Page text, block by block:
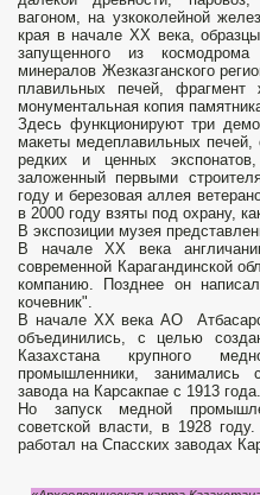
вагоном, на узкоколейной
края в начале ХХ века,
запущенного из
минералов Жезказганского
плавильных печей, фрагмент
монументальная копия
Здесь функционируют три
макеты медеплавильных
редких и ценных
заложенный первыми
году и березовая аллея
в 2000 году взяты под охрану,
В экспозиции музея
В начале XX века
современной Карагандинской
компанию. Позднее он
кочевник".
В начале ХХ века АО
объединились, с целью
Казахстана крупного
промышленники, занимались
завода на Карсакпае с 1913 года.
Но запуск медной
советской власти, в 1928
работал на Спасских заводах